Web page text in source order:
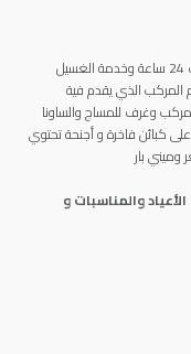
خدمات استقبال 24 ساعة في المركب وخدمات الغرف 24 ساعة وخدمة الغسيل
روز 60 كبينة و جناحانم المركب الذي يقدم فية
وغرف للمساج والساونا
كبائن فاخرة و أجنحة تحتوي
بار
والمناسبات و